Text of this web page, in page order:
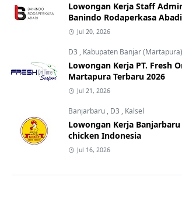
Lowongan Kerja Staff
Banindo Rodaperkasa Abadi
Jul 20, 2026
D3 , Kabupaten Banjar (Martapura)
Lowongan Kerja PT. Fresh
Martapura Terbaru 2026
Jul 21, 2026
Banjarbaru , D3 , Kalsel
Lowongan Kerja
chicken Indonesia
Jul 16, 2026